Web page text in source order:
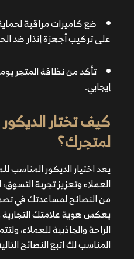
اختر تصميم يعكس طبيعة
المستهدفة.
تأكد من توزيع الأثاث
حركة العملاء.
استخدم الألوان التي تعبر
على العملاء.
وفر إضاءة مريحة ومتنوعة
جذاب داخل المتجر.
ضع كاميرات مراقبة
على تركيب أجهزة إنذار ضد
تأكد من نظافة المتجر
إيجابي.
كيف تختار
لمتجرك؟
يعد اختيار الديكور
العملاء وتعزيز تجربة
من النصائح لمساعدتك في
يعكس هوية علامتك
الراحة والجاذبية للعملاء،
المناسب لك اتبع النصائح